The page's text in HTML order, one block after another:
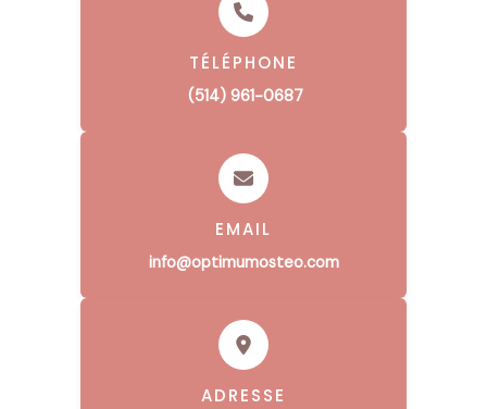
TÉLÉPHONE
(514) 961-0687
EMAIL
info@optimumosteo.com
ADRESSE